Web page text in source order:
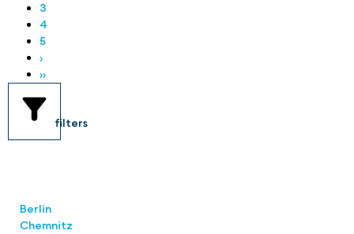
3
4
5
›
››
filters
Berlin
Chemnitz